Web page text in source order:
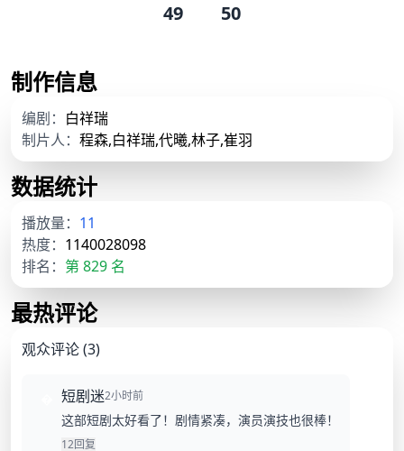
49 50
制作信息
编剧： 白祥瑞
制片人： 程森,白祥瑞,代曦,林子,崔羽
数据统计
播放量： 11
热度： 1140028098
排名： 第 829 名
最热评论
观众评论 (3)
短剧迷2小时前
这部短剧太好看了！剧情紧凑，演员演技也很棒！
12回复